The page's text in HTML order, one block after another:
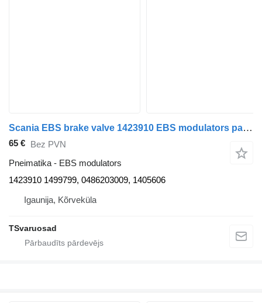
Scania EBS brake valve 1423910 EBS modulators paredzēts Scania P94 vilcēja
65 € Bez PVN
Pneimatika - EBS modulators
1423910 1499799, 0486203009, 1405606
Igaunija, Kõrveküla
TSvaruosad